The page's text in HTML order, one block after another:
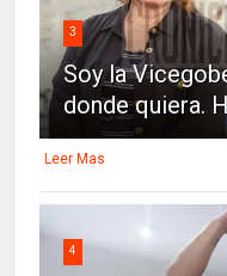
3
Soy la
donde quiera.
Leer Mas
4